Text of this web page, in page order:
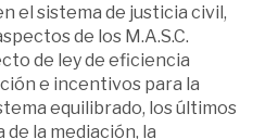
el sistema de justicia civil,
de los M.A.S.C.
de ley de eficiencia
e incentivos para la
equilibrado, los últimos
la mediación, la